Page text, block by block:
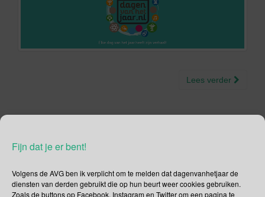
Fijn dat je er bent!
Volgens de AVG ben ik verplicht om te melden dat dagenvanhetjaar de
diensten van derden gebruikt die op hun beurt weer cookies gebruiken.
Zoals de buttons op Facebook, Instagram en Twitter om een pagina te
Lees verder
Social Media
Je kunt me volgen op